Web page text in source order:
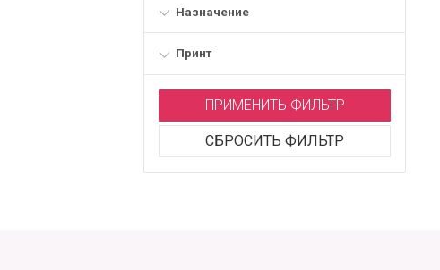
Назначение
Принт
ПРИМЕНИТЬ ФИЛЬТР
СБРОСИТЬ ФИЛЬТР